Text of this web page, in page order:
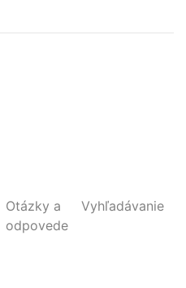
Otázky a
odpovede
Vyhľadávanie